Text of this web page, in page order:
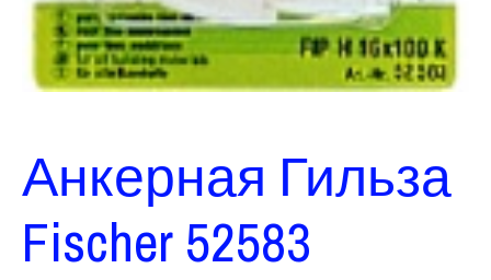
Анкерная Гильза
Fischer 52583